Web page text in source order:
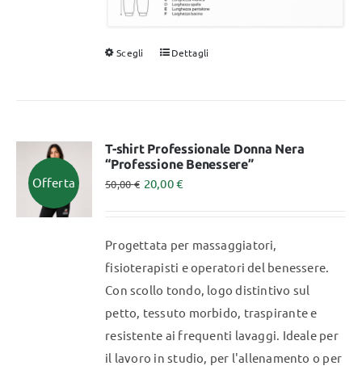
Scegli
Questo
varianti.
Le
opzioni
prodotto
Dettagli
Offerta
T-shirt Professionale Donna Nera
“Professione Benessere”
50,00€ 20,00€
Progettata per massaggiatori,
fisioterapisti e operatori del benessere.
Con scollo tondo, logo distintivo sul
petto, tessuto morbido, traspirante e
resistente ai frequenti lavaggi. Ideale per
il lavoro in studio, per l'allenamento o per